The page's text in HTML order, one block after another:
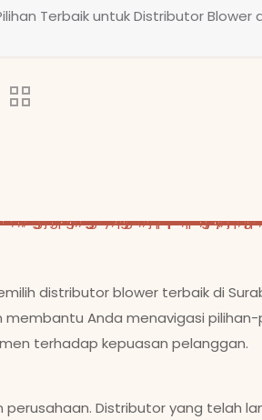
Terbaik untuk Distributor Blower
distributor blower terbaik di
Anda menavigasi
terhadap kepuasan pelanggan.
Distributor yang telah